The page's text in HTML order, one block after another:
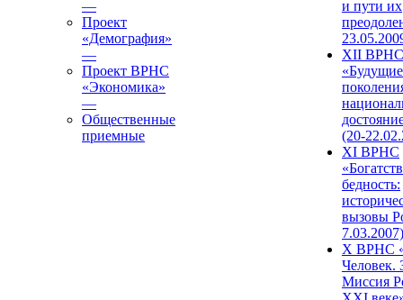
—
Проект
«Демография»
—
Проект ВРНС
«Экономика»
—
Общественные
приемные
и пути их
XII ВРНС
«Будущие
(20-
XI ВРНС
бедность:
вызовы
7.03.2007)
X ВРНС
Человек.
Миссия